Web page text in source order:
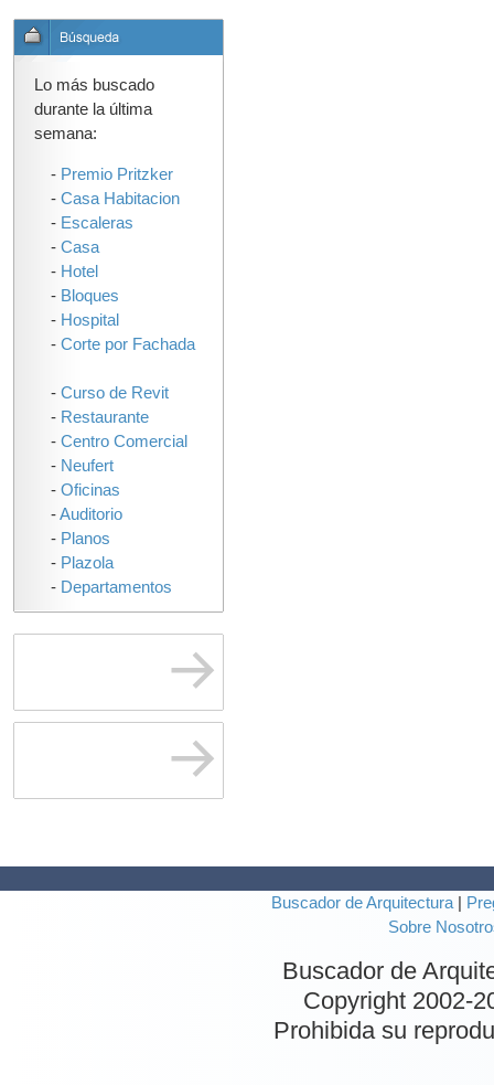
Buscador de Arquitectura
Sobre
Buscador de
Copyright 2002-
Prohibida su
Lo más buscado
durante la última
semana:
- Premio Pritzker
- Casa Habitacion
- Escaleras
- Casa
- Hotel
- Bloques
- Hospital
- Corte por Fachada
- Curso de Revit
- Restaurante
- Centro Comercial
- Neufert
- Oficinas
-Auditorio
- Planos
- Plazola
- Departamentos